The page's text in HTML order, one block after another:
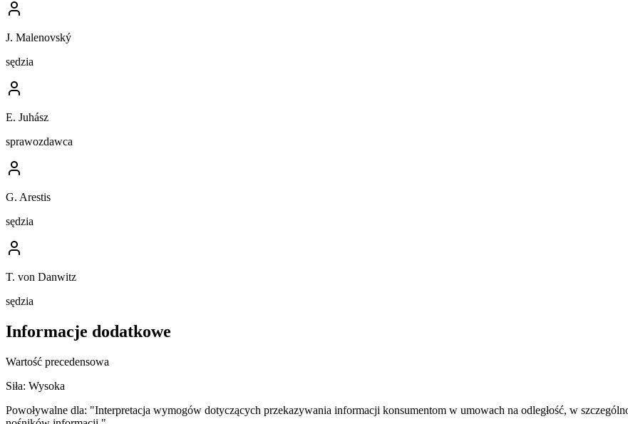
J. Malenovský
sędzia
E. Juhász
sprawozdawca
G. Arestis
sędzia
T. von Danwitz
sędzia
Informacje dodatkowe
Wartość precedensowa
Siła: Wysoka
Powoływalne dla: "Interpretacja wymogów dotyczących przekazywania informacji konsumentom w umowach na odległość, w